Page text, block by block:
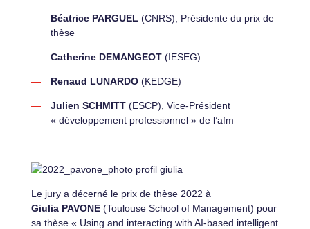
Béatrice PARGUEL(CNRS), Présidente du prix de
thèse
Catherine DEMANGEOT(IESEG)
Renaud LUNARDO(KEDGE)
Julien SCHMITT(ESCP), Vice-Président
« développement professionnel » de l’afm
Le jury a décerné le prix de thèse 2022 à
Giulia PAVONE (Toulouse School of Management) pour
sa thèse « Using and interacting with AI-based intelligent